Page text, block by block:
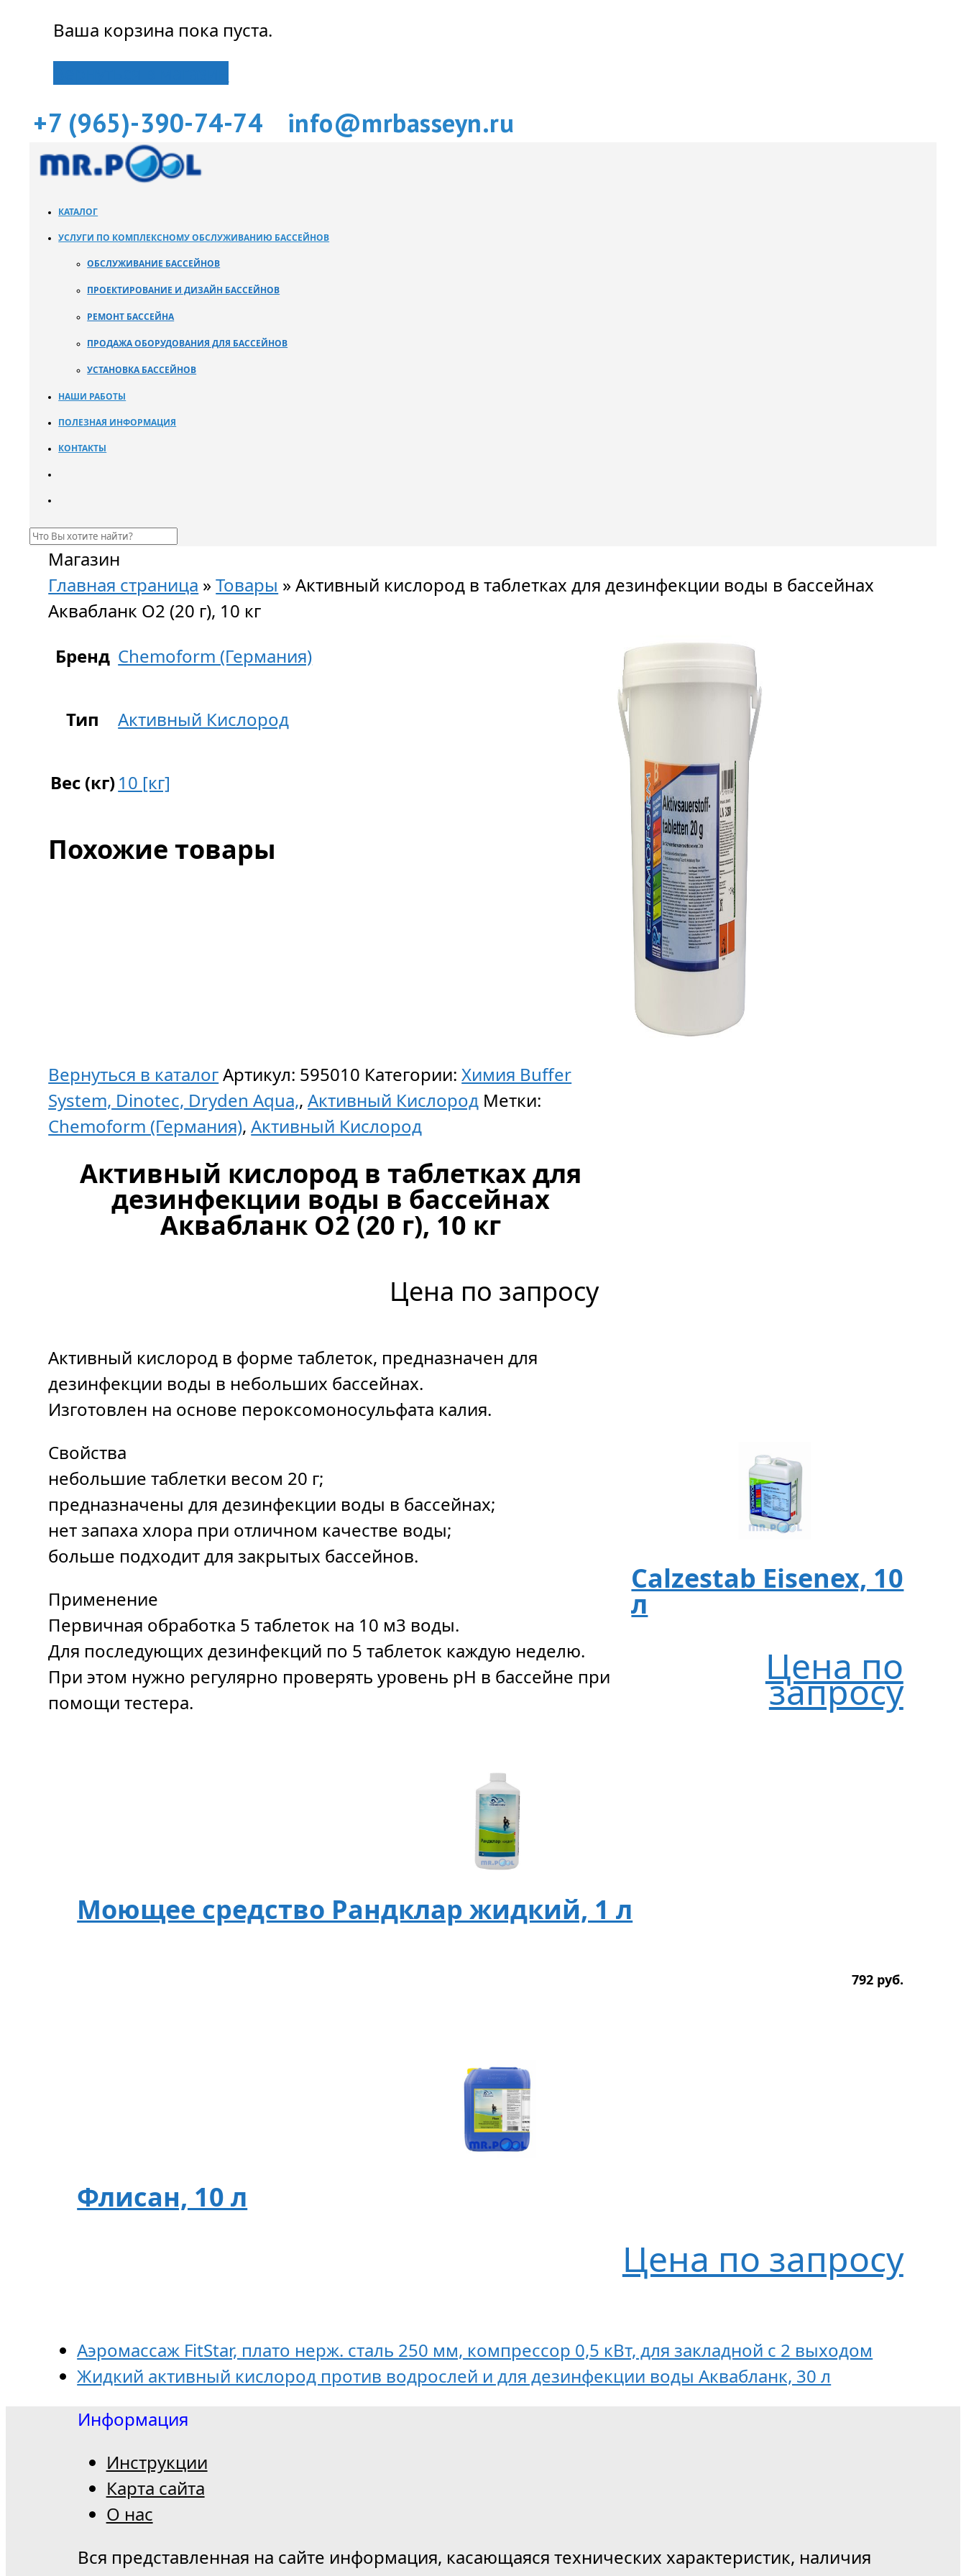
Ваша корзина пока пуста.
+7 (965)-390-74-74 info@mrbasseyn.ru
КАТАЛОГ
УСЛУГИ ПО КОМПЛЕКСНОМУ ОБСЛУЖИВАНИЮ БАССЕЙНОВ
ОБСЛУЖИВАНИЕ БАССЕЙНОВ
ПРОЕКТИРОВАНИЕ И ДИЗАЙН БАССЕЙНОВ
РЕМОНТ БАССЕЙНА
ПРОДАЖА ОБОРУДОВАНИЯ ДЛЯ БАССЕЙНОВ
УСТАНОВКА БАССЕЙНОВ
НАШИ РАБОТЫ
ПОЛЕЗНАЯ ИНФОРМАЦИЯ
КОНТАКТЫ
Магазин
Главная страница »Товары »Активный кислород в таблетках для дезинфекции воды в бассейнах
Аквабланк О2 (20 г), 10 кг
Вернуться в каталогАртикул: 595010 Категории:Химия Buffer
System, Dinotec, Dryden Aqua,,Активный Кислород Метки:
Chemoform (Германия),Активный Кислород
Активный кислород в таблетках для
дезинфекции воды в бассейнах
Аквабланк О2 (20 г), 10 кг
Цена по запросу
Активный кислород в форме таблеток, предназначен для
дезинфекции воды в небольших бассейнах.
Изготовлен на основе пероксомоносульфата калия.
Свойства
небольшие таблетки весом 20 г;
предназначены для дезинфекции воды в бассейнах;
нет запаха хлора при отличном качестве воды;
больше подходит для закрытых бассейнов.
Применение
Первичная обработка 5 таблеток на 10 м3 воды.
Для последующих дезинфекций по 5 таблеток каждую неделю.
При этом нужно регулярно проверять уровень рН в бассейне при
помощи тестера.
Бренд Chemoform (Германия)
Тип Активный Кислород
Вес (кг)10 [кг]
Похожие товары
рН-
Calzestab Eisenex, 10
л
Цена по
запросу
Моющее средство Рандклар жидкий, 1 л
792 руб.
Флисан, 10 л
Цена по запросу
Аэромассаж FitStar, плато нерж. сталь 250 мм, компрессор 0,5 кВт, для закладной с 2 выходом
Жидкий активный кислород против водрослей и для дезинфекции воды Аквабланк, 30 л
Информация
Инструкции
Карта сайта
О нас
Вся представленная на сайте информация, касающаяся технических характеристик, наличия